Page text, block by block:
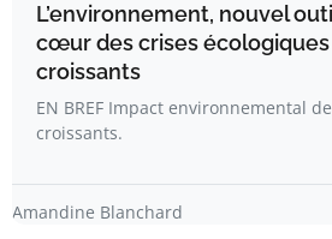
L’environnement, nouvel
cœur des crises
croissants
EN BREF Impact environnemental
croissants.
Amandine Blanchard